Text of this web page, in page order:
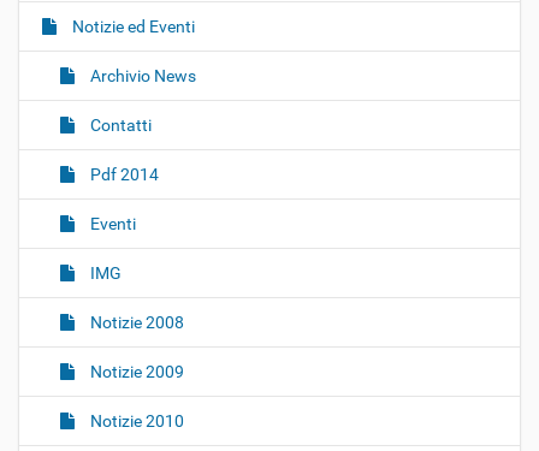
a
v
g
i
n
Notizie ed Eventi
Archivio News
Contatti
Pdf 2014
Eventi
IMG
Notizie 2008
Notizie 2009
Notizie 2010